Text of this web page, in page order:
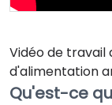
Vidéo de travail
d'alimentation
Qu'est-ce